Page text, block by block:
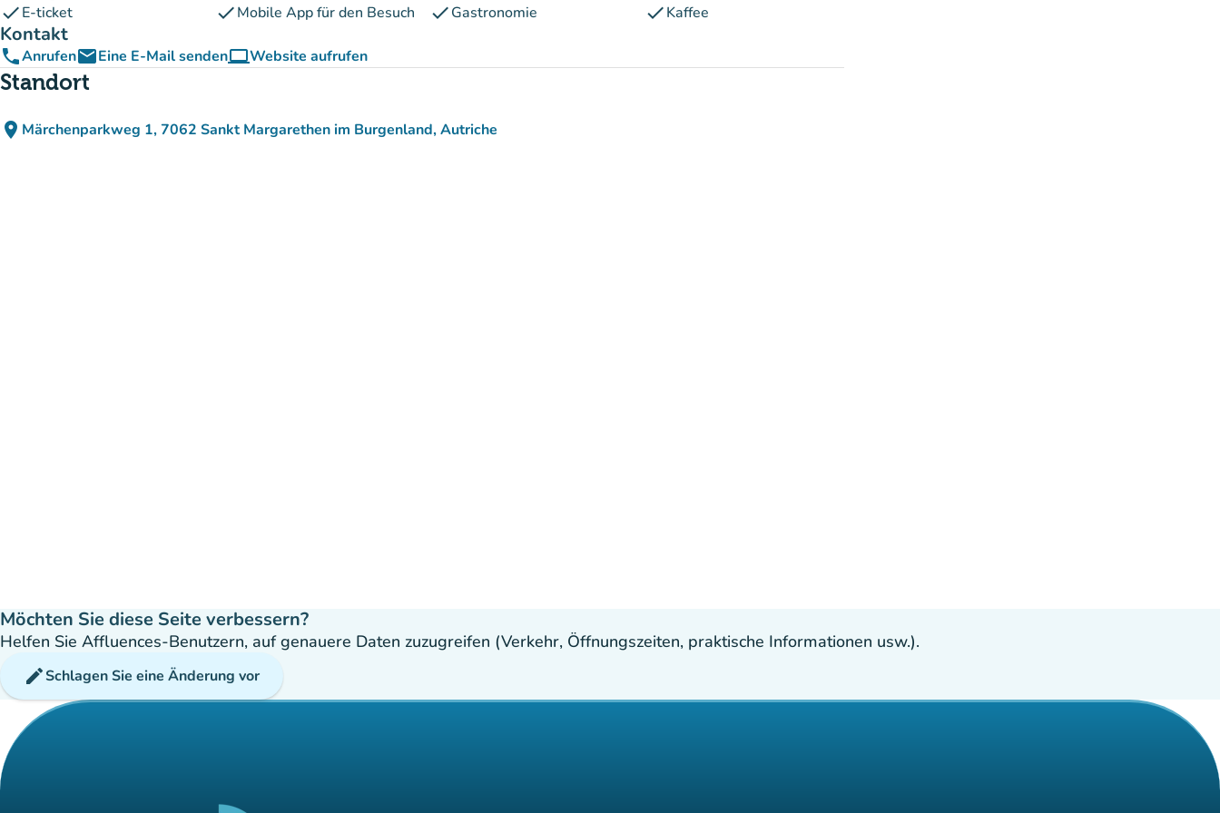
checkE-ticket checkMobile App für den Besuch checkGastronomie checkKaffee
Kontakt
phoneAnrufenemailEine E-Mail sendencomputerWebsite aufrufen
(new tab)
Standort
place Märchenparkweg 1, 7062 Sankt Margarethen im Burgenland, Autriche
(in Google Maps öffnen)
(new tab)
Möchten Sie diese Seite verbessern?
Helfen Sie Affluences-Benutzern, auf genauere Daten zuzugreifen (Verkehr, Öffnungszeiten, praktische Informationen usw.).
editSchlagen Sie eine Änderung vor